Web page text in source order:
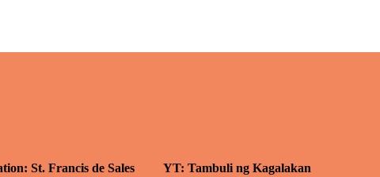
St. Francis de Sales YT: Tambuli ng Kagalakan